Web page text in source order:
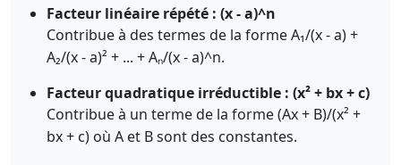
Facteur linéaire répété : (x - a)^n
Contribue à des termes de la forme A₁/(x - a) +
A₂/(x - a)² + ... + Aₙ/(x - a)^n.
Facteur quadratique irréductible : (x² + bx + c)
Contribue à un terme de la forme (Ax + B)/(x² +
bx + c) où A et B sont des constantes.